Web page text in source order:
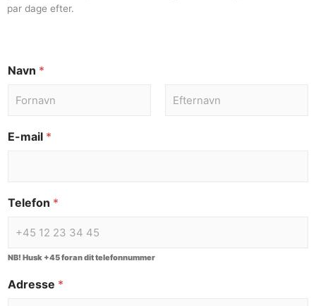
par dage efter.
Navn *
E-mail *
Telefon *
NB! Husk +45 foran dit telefonnummer
Adresse *